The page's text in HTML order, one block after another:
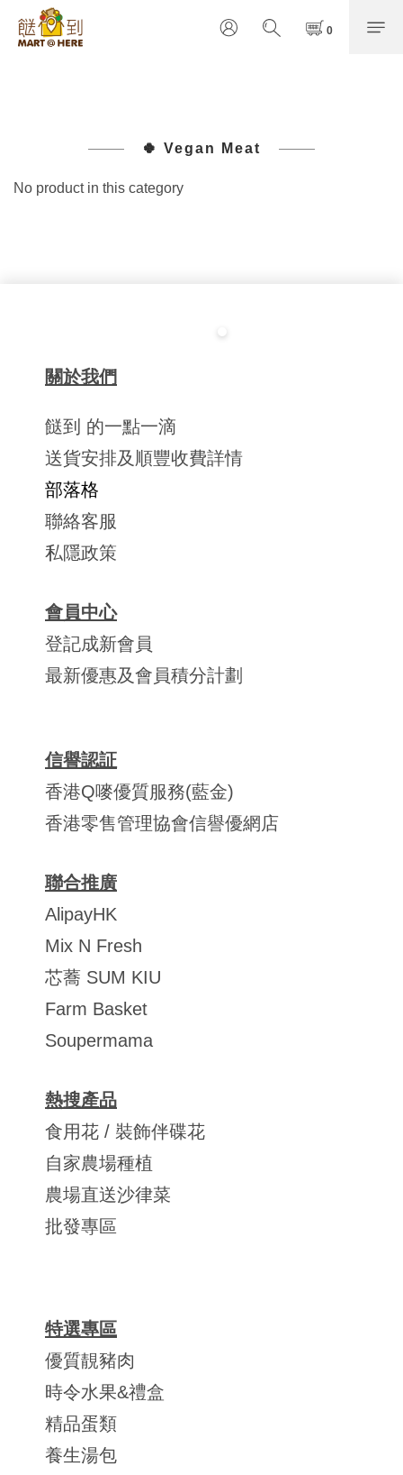
🍀 Vegan Meat
No product in this category
關於我們
餸到 的一點一滴
送貨安排及順豐收費詳情
部落格
聯絡客服
私隱政策
會員中心
登記成新會員
最新優惠及會員積分計劃
信譽認証
香港Q嘜優質服務(藍金)
香港零售管理協會信譽優網店
聯合推廣
AlipayHK
Mix N Fresh
芯蕎 SUM KIU
Farm Basket
Soupermama
熱搜產品
食用花 / 裝飾伴碟花
自家農場種植
農場直送沙律菜
批發專區
特選專區
優質靚豬肉
時令水果&禮盒
精品蛋類
養生湯包